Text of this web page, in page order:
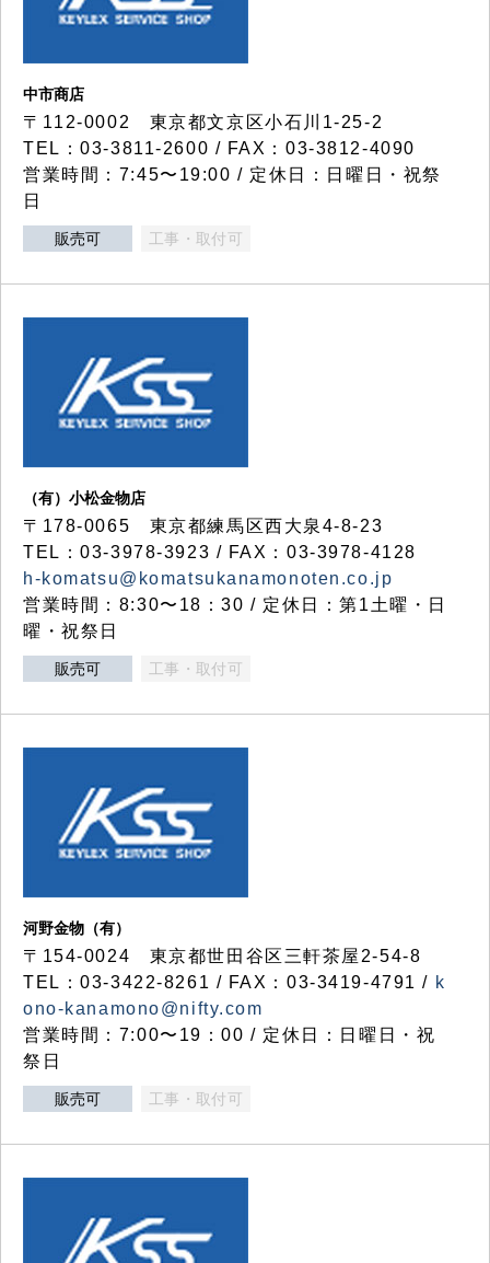
中市商店
〒112-0002 東京都文京区小石川1-25-2
TEL：03-3811-2600 / FAX：03-3812-4090
営業時間：7:45〜19:00 / 定休日：日曜日・祝祭
日
販売可 工事・取付可
（有）小松金物店
〒178-0065 東京都練馬区西大泉4-8-23
TEL：03-3978-3923 / FAX：03-3978-4128
h-komatsu@komatsukanamonoten.co.jp
営業時間：8:30〜18：30 / 定休日：第1土曜・日
曜・祝祭日
販売可 工事・取付可
河野金物（有）
〒154-0024 東京都世田谷区三軒茶屋2-54-8
TEL：03-3422-8261 / FAX：03-3419-4791 / k
ono-kanamono@nifty.com
営業時間：7:00〜19：00 / 定休日：日曜日・祝
祭日
販売可 工事・取付可